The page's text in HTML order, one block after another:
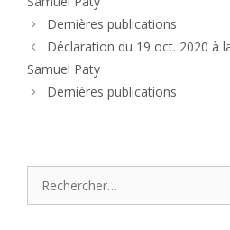
Dernières publications
Déclaration du 19 oct. 2020 à
Samuel Paty
Dernières publications